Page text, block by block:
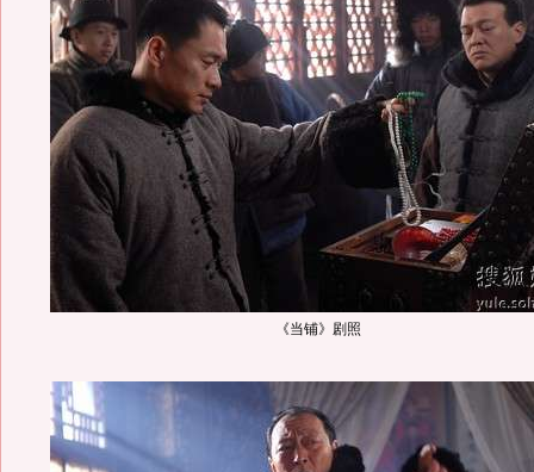
《当铺》剧照